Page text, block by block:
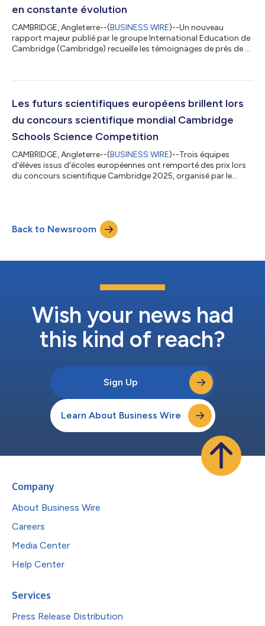
en constante évolution
CAMBRIDGE, Angleterre--(BUSINESS WIRE)--Un nouveau
rapport majeur publié par le groupe International Education de
Cambridge (Cambridge) recueille les témoignages de près de 7
aujourd'hui et des compétences et qualités qu'ils jugent
technologiques, les pressions climatiques et l'évolution de la
dynamique internationale. Le...
Les futurs scientifiques européens brillent lors
du concours scientifique mondial Cambridge
Schools Science Competition
CAMBRIDGE, Angleterre--(BUSINESS WIRE)--Trois équipes
d'élèves issus d'écoles européennes ont remporté des prix lors
du concours scientifique Cambridge 2025, organisé par le
sélectionnées par un jury d'experts de l'université de Cambridge
pour la qualité de leurs projets, qui visent tous à relever des
Back to Newsroom
Wish your news had
this kind of reach?
Sign Up
Learn About Business Wire
Company
About Business Wire
Careers
Media Center
Help Center
Services
Press Release Distribution